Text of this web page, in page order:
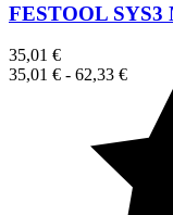
FESTOOL SYS3
35,01 €
35,01 € - 62,33 €